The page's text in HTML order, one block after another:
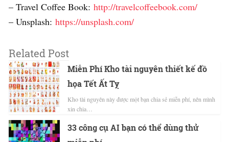
– Travel Coffee Book: http://travelcoffeebook.com/
– Unsplash: https://unsplash.com/
Related Post
Miễn Phí Kho tài nguyên thiết kế đồ
họa Tết Ất Tỵ
Kho tài nguyên này được một bạn chia sẻ miễn phí, nên mình
xin chia…
33 công cụ AI bạn có thể dùng thử